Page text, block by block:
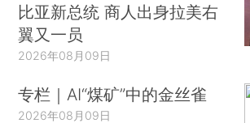
比亚新总统 商人出身拉美右
翼又一员
2026年08月09日
专栏｜AI“煤矿”中的金丝雀
2026年08月09日